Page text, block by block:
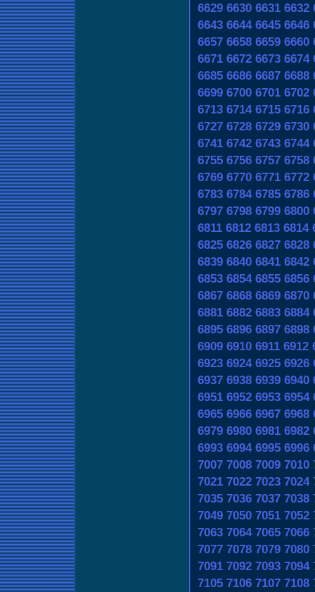
6629 6630 6631 6632
6643 6644 6645 6646
6657 6658 6659 6660
6671 6672 6673 6674
6685 6686 6687 6688
6699 6700 6701 6702
6713 6714 6715 6716
6727 6728 6729 6730
6741 6742 6743 6744
6755 6756 6757 6758
6769 6770 6771 6772
6783 6784 6785 6786
6797 6798 6799 6800
6811 6812 6813 6814
6825 6826 6827 6828
6839 6840 6841 6842
6853 6854 6855 6856
6867 6868 6869 6870
6881 6882 6883 6884
6895 6896 6897 6898
6909 6910 6911 6912
6923 6924 6925 6926
6937 6938 6939 6940
6951 6952 6953 6954
6965 6966 6967 6968
6979 6980 6981 6982
6993 6994 6995 6996
7007 7008 7009 7010
7021 7022 7023 7024
7035 7036 7037 7038
7049 7050 7051 7052
7063 7064 7065 7066
7077 7078 7079 7080
7091 7092 7093 7094
7105 7106 7107 7108